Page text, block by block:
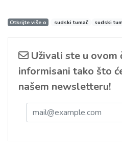
Otkrijte više o sudski tumač sudski
Uživali ste u ovom
informisani tako što
našem newsletteru!